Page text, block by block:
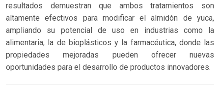
resultados demuestran que ambos tratamientos son
altamente efectivos para modificar el almidón de yuca,
ampliando su potencial de uso en industrias como la
alimentaria, la de bioplásticos y la farmacéutica, donde las
propiedades mejoradas pueden ofrecer nuevas
oportunidades para el desarrollo de productos innovadores.